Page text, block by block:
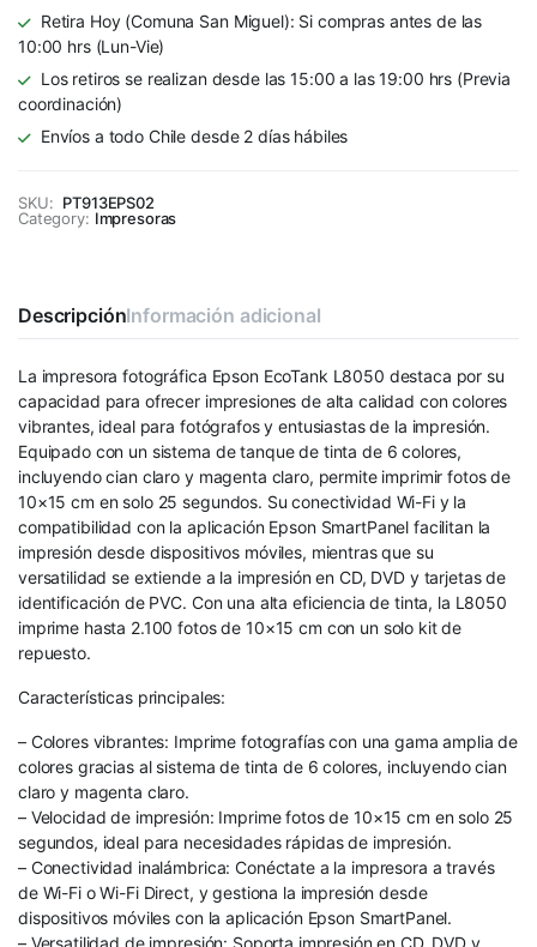
Retira Hoy (Comuna San Miguel): Si compras antes de las
10:00 hrs (Lun-Vie)
Los retiros se realizan desde las 15:00 a las 19:00 hrs (Previa
coordinación)
Envíos a todo Chile desde 2 días hábiles
SKU: PT913EPS02
Category: Impresoras
DescripciónInformación adicional
La impresora fotográfica Epson EcoTank L8050 destaca por su
capacidad para ofrecer impresiones de alta calidad con colores
vibrantes, ideal para fotógrafos y entusiastas de la impresión.
Equipado con un sistema de tanque de tinta de 6 colores,
incluyendo cian claro y magenta claro, permite imprimir fotos de
10×15 cm en solo 25 segundos. Su conectividad Wi-Fi y la
compatibilidad con la aplicación Epson SmartPanel facilitan la
impresión desde dispositivos móviles, mientras que su
versatilidad se extiende a la impresión en CD, DVD y tarjetas de
identificación de PVC. Con una alta eficiencia de tinta, la L8050
imprime hasta 2.100 fotos de 10×15 cm con un solo kit de
repuesto.
Características principales:
– Colores vibrantes: Imprime fotografías con una gama amplia de
colores gracias al sistema de tinta de 6 colores, incluyendo cian
claro y magenta claro.
– Velocidad de impresión: Imprime fotos de 10×15 cm en solo 25
segundos, ideal para necesidades rápidas de impresión.
– Conectividad inalámbrica: Conéctate a la impresora a través
de Wi-Fi o Wi-Fi Direct, y gestiona la impresión desde
dispositivos móviles con la aplicación Epson SmartPanel.
– Versatilidad de impresión: Soporta impresión en CD, DVD y